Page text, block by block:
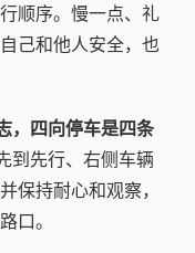
顺序。慢一点、礼
己和他人安全，也
，四向停车是四条
到先行、右侧车辆
保持耐心和观察，
口。